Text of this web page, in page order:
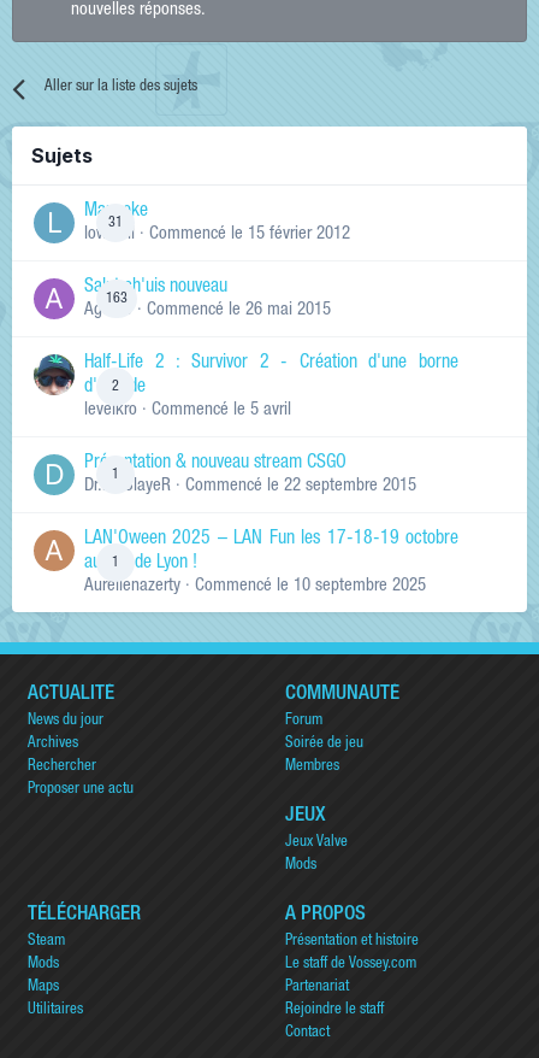
nouvelles réponses.
Aller sur la liste des sujets
Sujets
31
Manneke
lowskill · Commencé le 15 février 2012
163
Salut ch'uis nouveau
Ag0Nie · Commencé le 26 mai 2015
2
Half-Life 2 : Survivor 2 - Création d'une borne
d'arcade
levelkro · Commencé le 5 avril
Présentation & nouveau stream CSGO
Dr.KinSlayeR · Commencé le 22 septembre 2015
LAN'Oween 2025 – LAN Fun les 17-18-19 octobre
au sud de Lyon !
Aurelienazerty · Commencé le 10 septembre 2025
ACTUALITÉ
News du jour
Archives
Rechercher
Proposer une actu
COMMUNAUTÉ
Forum
Soirée de jeu
Membres
JEUX
Jeux Valve
Mods
TÉLÉCHARGER
Steam
Mods
Maps
Utilitaires
A PROPOS
Présentation et histoire
Le staff de Vossey.com
Partenariat
Rejoindre le staff
Contact